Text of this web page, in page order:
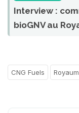
Interview :
bioGNV au
CNG Fuels